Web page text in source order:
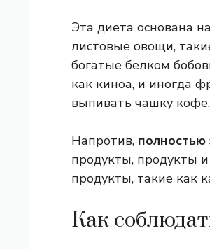
Эта диета основана на
листовые овощи,
богатые белком
как киноа, и иногда
выпивать чашку кофе.
Напротив,
продукты, продукты
продукты, такие как
Как